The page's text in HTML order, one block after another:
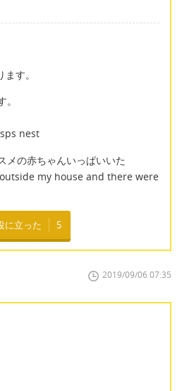
す。
nest
メの赤ちゃんいっぱいいた
my house and there were
に立った 5
2019/09/06 07:35